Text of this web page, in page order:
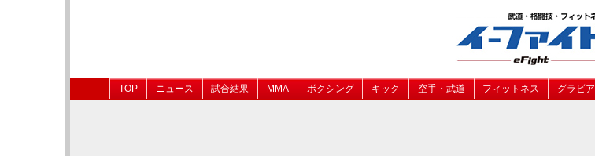
TOP ニュース 試合結果 MMA ボクシング キック 空手・武道 フィットネス グラビア